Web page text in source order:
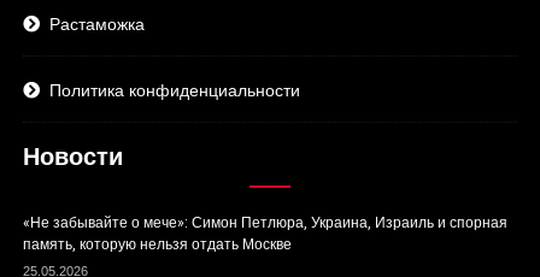
Растаможка
Политика конфиденциальности
Новости
«Не забывайте о мече»: Симон Петлюра, Украина, Израиль и спорная
память, которую нельзя отдать Москве
25.05.2026